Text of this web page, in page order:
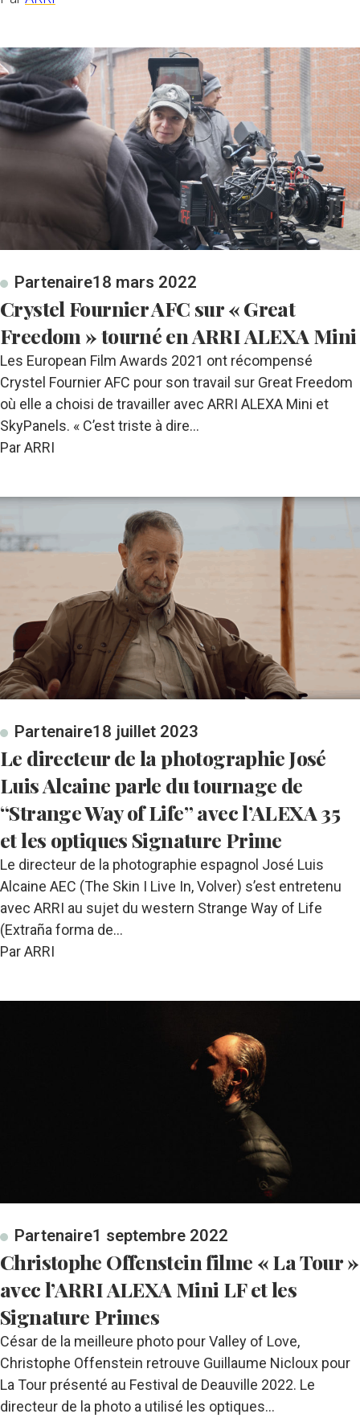
Partenaire18 mars 2022
Crystel Fournier AFC sur « Great
Freedom » tourné en ARRI ALEXA Mini
Les European Film Awards 2021 ont récompensé
Crystel Fournier AFC pour son travail sur Great Freedom
où elle a choisi de travailler avec ARRI ALEXA Mini et
SkyPanels. « C’est triste à dire…
Par ARRI
Partenaire18 juillet 2023
Le directeur de la photographie José
Luis Alcaine parle du tournage de
“Strange Way of Life” avec l’ALEXA 35
et les optiques Signature Prime
Le directeur de la photographie espagnol José Luis
Alcaine AEC (The Skin I Live In, Volver) s’est entretenu
avec ARRI au sujet du western Strange Way of Life
(Extraña forma de…
Par ARRI
Partenaire1 septembre 2022
Christophe Offenstein filme « La Tour »
avec l’ARRI ALEXA Mini LF et les
Signature Primes
César de la meilleure photo pour Valley of Love,
Christophe Offenstein retrouve Guillaume Nicloux pour
La Tour présenté au Festival de Deauville 2022. Le
directeur de la photo a utilisé les optiques…